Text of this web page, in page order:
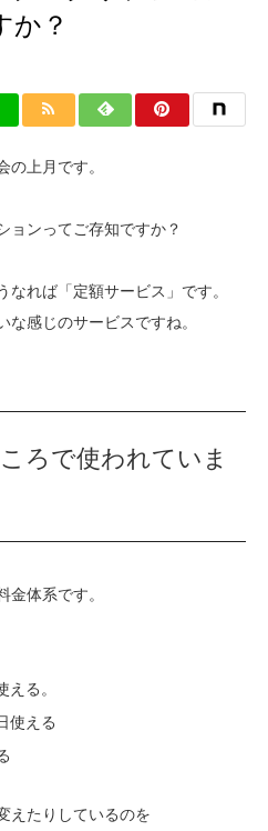
か？
の上月です。
ョンってご存知ですか？
れば「定額サービス」です。
な感じのサービスですね。
ろで使われていま
金体系です。
る。
使える
えたりしているのを